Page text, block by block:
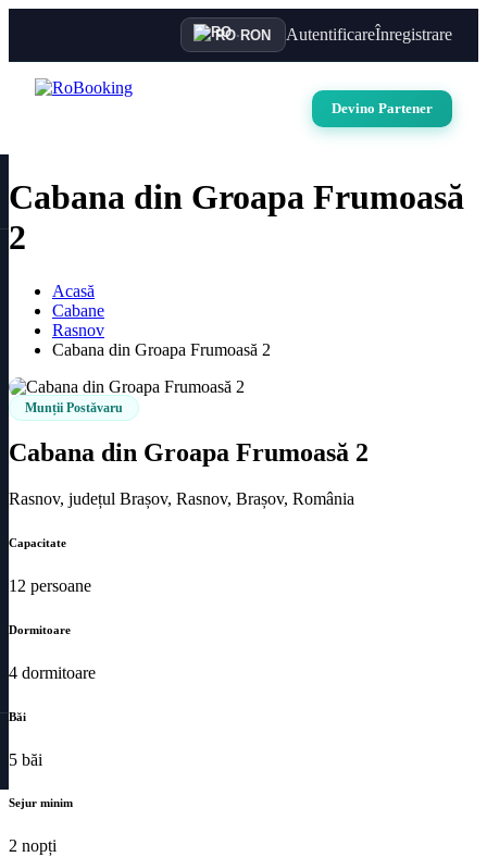
RO·RON AutentificareÎnregistrare
Devino Partener
Cabana din Groapa Frumoasă
2
Acasă
Cabane
Rasnov
Cabana din Groapa Frumoasă 2
Munții Postăvaru
Cabana din Groapa Frumoasă 2
Rasnov, județul Brașov, Rasnov, Brașov, România
Capacitate
12 persoane
Dormitoare
4 dormitoare
Băi
5 băi
Sejur minim
2 nopți